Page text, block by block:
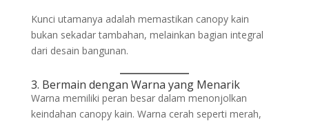
Kunci utamanya adalah memastikan canopy kain
bukan sekadar tambahan, melainkan bagian integral
dari desain bangunan.
3. Bermain dengan Warna yang Menarik
Warna memiliki peran besar dalam menonjolkan
keindahan canopy kain. Warna cerah seperti merah,